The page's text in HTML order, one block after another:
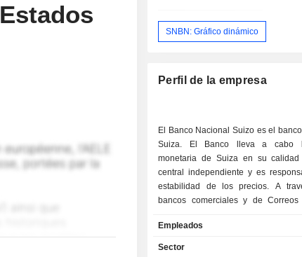
SNBN: Gráfico dinámico
Perfil de la empresa
El Banco Nacional Suizo es el
Suiza. El Banco lleva a cabo
monetaria de Suiza en su
central independiente y es
estabilidad de los precios. A
bancos comerciales y de Correos
En el ámbito de las transacciones
efectivo, el Banco presta
Empleados
Sector